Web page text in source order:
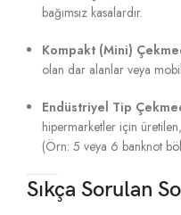
bağımsız kasalardır.
Kompakt (Mini)
olan dar alanlar veya
Endüstriyel Tip
hipermarketler için
(Örn: 5 veya 6 banknot
Sıkça Sorulan